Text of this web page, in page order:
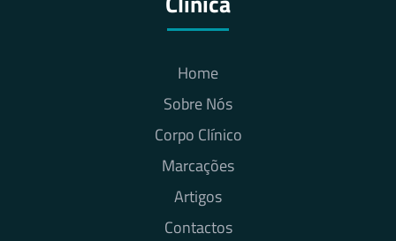
Home
Sobre Nós
Corpo Clínico
Marcações
Artigos
Contactos